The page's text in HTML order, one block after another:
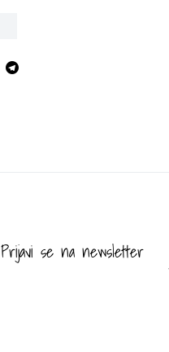
Prijavi se na newsletter